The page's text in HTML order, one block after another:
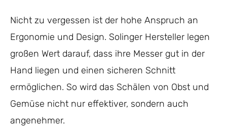
Nicht zu vergessen ist der hohe Anspruch an
Ergonomie und Design. Solinger Hersteller legen
großen Wert darauf, dass ihre Messer gut in der
Hand liegen und einen sicheren Schnitt
ermöglichen. So wird das Schälen von Obst und
Gemüse nicht nur effektiver, sondern auch
angenehmer.